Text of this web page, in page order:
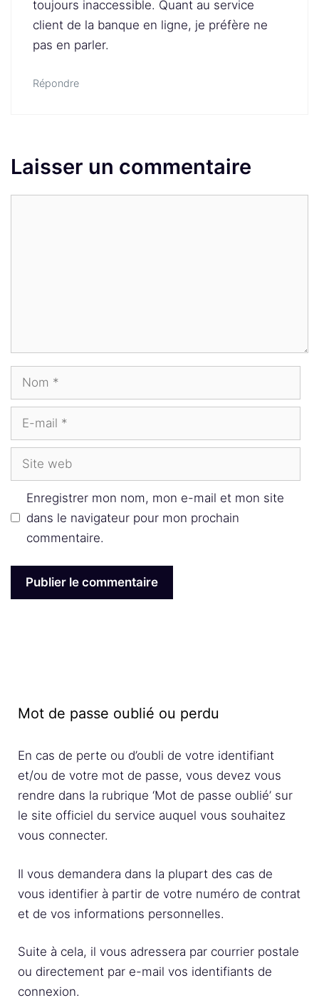
toujours inaccessible. Quant au service
client de la banque en ligne, je préfère ne
pas en parler.
Répondre
Laisser un commentaire
Nom
Site
Enregistrer mon nom, mon e-mail et mon site
dans le navigateur pour mon prochain
commentaire.
Mot de passe oublié ou perdu
En cas de perte ou d’oubli de votre identifiant
et/ou de votre mot de passe, vous devez vous
rendre dans la rubrique ‘Mot de passe oublié’ sur
le site officiel du service auquel vous souhaitez
vous connecter.
Il vous demandera dans la plupart des cas de
vous identifier à partir de votre numéro de contrat
et de vos informations personnelles.
Suite à cela, il vous adressera par courrier postale
ou directement par e-mail vos identifiants de
connexion.